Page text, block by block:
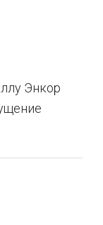
Энкор